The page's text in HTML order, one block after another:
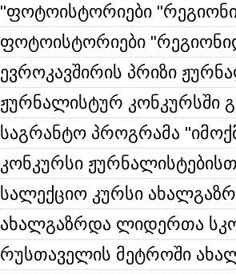
"ფოტოისტორიები
ფოტოისტორიები
ევროკავშირის პრიზი
ჟურნალისტურ კონკურსში
საგრანტო პროგრამა
კონკურსი
სალექციო კურსი
ახალგაზრდა ლიდერთა
რუსთაველის მეტროში